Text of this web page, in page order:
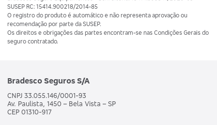
SUSEP RC: 15414.900218/2014-85
O registro do produto é automático e não representa aprovação ou
recomendação por parte da SUSEP.
Os direitos e obrigações das partes encontram-se nas Condições Gerais do
seguro contratado.
Bradesco Seguros S/A
CNPJ 33.055.146/0001-93
Av. Paulista, 1450 – Bela Vista – SP
CEP 01310-917